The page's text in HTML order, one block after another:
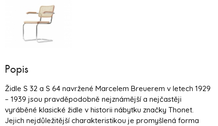
Popis
Židle S 32 a S 64 navržené Marcelem Breuerem v letech 1929
– 1939 jsou pravděpodobně nejznámější a nejčastěji
vyráběné klasické židle v historii nábytku značky Thonet.
Jejich nejdůležitější charakteristikou je promyšlená forma